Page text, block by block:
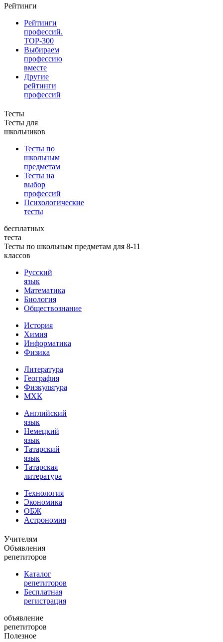
Рейтинги
Рейтинги
профессий.
TOP-300
Выбираем
профессию
вместе
Другие
рейтинги
профессий
Тесты
Тесты для
школьников
Тесты по
школьным
предметам
Тесты на
выбор
профессий
Психологические
тесты
бесплатных
теста
Тесты по школьным предметам для 8-11
классов
Русский
язык
Математика
Биология
Обществознание
История
Химия
Информатика
Физика
Литература
География
Физкультура
МХК
Английский
язык
Немецкий
язык
Татарский
язык
Татарская
литература
Технология
Экономика
ОБЖ
Астрономия
Учителям
Объявления
репетиторов
Каталог
репетиторов
Бесплатная
регистрация
объявление
репетиторов
Полезное